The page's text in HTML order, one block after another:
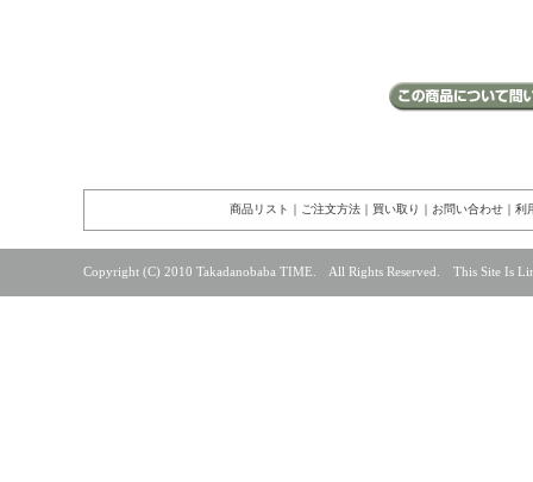
商品リスト ｜ ご注文方法｜ 買い取り ｜ お問い合わせ｜ 利
Copyright (C) 2010 Takadanobaba TIME. All Rights Reserved. This Site Is